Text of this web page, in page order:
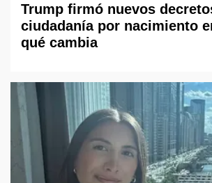
Trump firmó nuevos
ciudadanía por nacimiento
qué cambia